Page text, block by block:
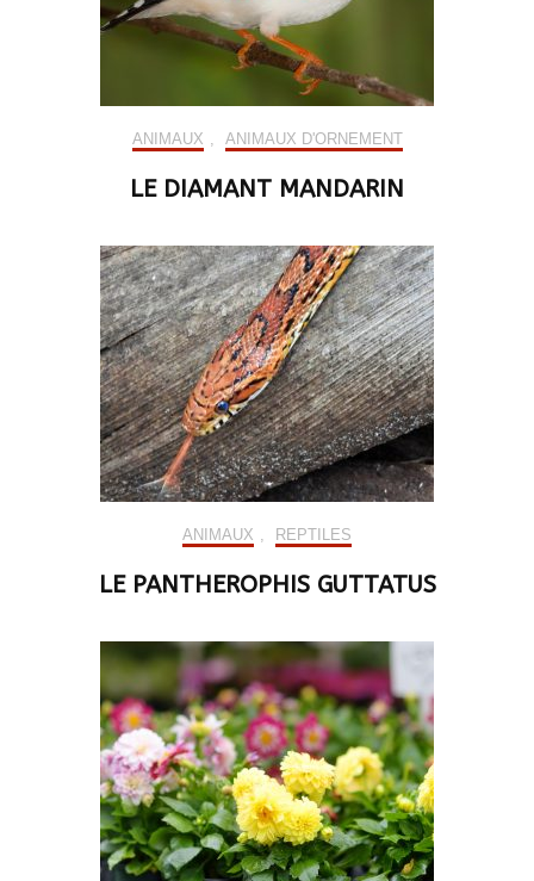
ANIMAUX , ANIMAUX D'ORNEMENT
LE DIAMANT MANDARIN
ANIMAUX , REPTILES
LE PANTHEROPHIS GUTTATUS